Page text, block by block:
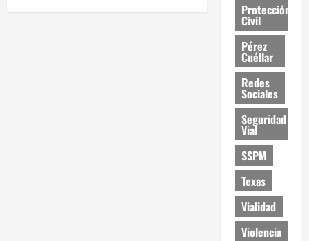
Protección
Civil
Pérez
Cuéllar
Redes
Sociales
Seguridad
Vial
SSPM
Texas
Vialidad
Violencia